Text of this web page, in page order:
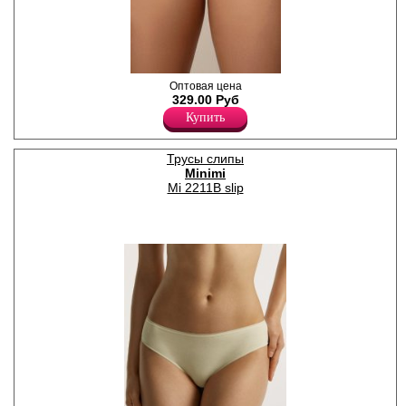
Трусики слипы женские
однотонные, из деликатного
хлопкового полотна с
добавлением нейлона и
эластана, повышающий
прочность и качество
одежды, создавая
идеальное облегание
фигуры. Имеют высокую
деталь декорирована
кружевом с цветочным
рисунком. Гигиеничная
хлопковая ластовица
позволяет избежать трения
и раздражения кожи.
Удобная и комфортная
модель для повседневного
белья.
Хлопок 83%
Нейлон 12%
Эластан 5%
Оптовая цена
329.00 Руб
Купить
Трусы слипы
Minimi
Mi 2211B slip